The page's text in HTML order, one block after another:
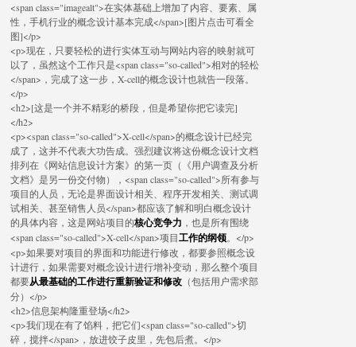
<span class="imagealt">在实体基础上增加了内容、要素、属
性，手机行业的概念设计基本完成</span>[图片点击可看全
图]</p>
<p>现在，只要轻松的进行实体互动与网站内容的映射就可
以了，虽然这个工作只是<span class="so-called">相对的轻松
</span>，完成了这一步，X-cell的概念设计也就告一段落。
</p>
<h2>[这是一个并不精彩的桥段，但是希望你把它读完]
</h2>
<p><span class="so-called">X-cell</span>的概念设计已经完
成了，这并不代表大功告成。强烈建议将这份概念设计文档
排列在《网站信息设计方案》的第一页（《用户调查及分析
文档》是另一份交付物），<span class="so-called">所有参与
项目的人员，无论是界面设计相关、程序开发相关、测试调
试相关、甚至销售人员</span>都应该了解和明白概念设计
的具体内容，这是网站项目的核心竞争力 ，也是所有围绕
<span class="so-called">X-cell</span>项目工作的纲领。</p>
<p>如果要对项目的界面和功能进行修改，都要参照概念设
计进行，如果需要对概念设计进行增补变动，那么整个项目
都要从最基础的工作进行重新验证和修改 （包括用户需求部
分）</p>
<h2>信息架构隆重登场</h2>
<p>我们现在有了馅料，把它们<span class="so-called">切
碎，搅拌</span>，放进饺子皮里，先包后煮。</p>